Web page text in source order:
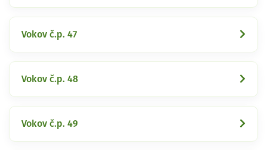
Vokov č.p. 47
Vokov č.p. 48
Vokov č.p. 49